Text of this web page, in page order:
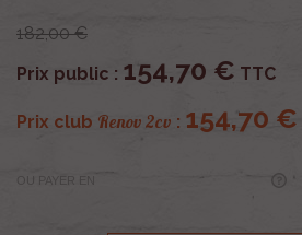
182,00 €
Prix public : 154,70 € TTC
Prix club Renov 2cv : 154,70 €